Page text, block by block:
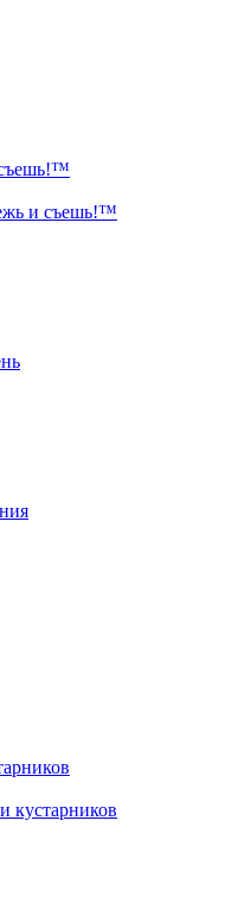
и съешь!™
кустарников